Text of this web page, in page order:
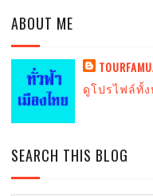
ABOUT ME
ดูโปรไฟล์ทั้
SEARCH THIS BLOG